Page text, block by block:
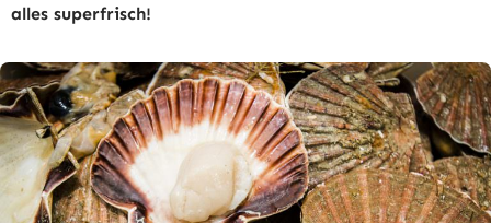
alles superfrisch!